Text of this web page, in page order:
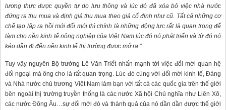
lương thực được quyền tự do lưu thông và lúc đó đã xóa bỏ việc nhà nước
đứng ra thu mua và định giá thu mua theo giá cố định như cũ. Tất cả những cơ
chế tạo lập ra hồi mới đổi mới thì chính là những động lực rất là quan trọng để
làm cho nền kinh tế nông nghiệp của Việt Nam lúc đó nó phát triển và từ đó nó
kéo dần đi đến nền kinh tế thị trường được mở ra.”
Tuy vậy nguyên Bộ trưởng Lê Văn Triết nhấn mạnh tới việc đổi mới quan hệ
đối ngoại mà ông cho là rất quan trọng. Lúc đó cùng với đổi mới kinh tế, Đảng
và Nhà nước chủ trương Việt Nam làm bạn với tất cả các quốc gia trên thế giới
bên ngoài thị trường truyền thống là các nước Xã hội Chủ nghĩa như Liên Xô,
các nước Đông Âu…sự đổi mới đó và thành quả của nó dần dần được thế giới